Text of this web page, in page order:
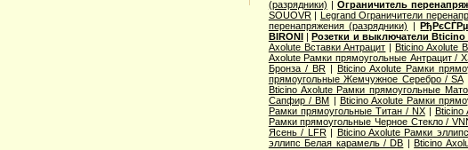
(разрядники) |Ограничитель
SOUOVR| Legrand Ограничители
перенапряжения (разрядники)
|
BIRONI|Розетки и выключатели
Axolute Вставки Антрацит | Bticino Axolute
Axolute Рамки прямоугольные Антрацит /
Бронза / BR|Bticino Axolute Рамки
прямоугольные Жемчужное Серебро / SA
Bticino Axolute Рамки прямоугольные
Сапфир / BM | Bticino Axolute Рамки
Рамки прямоугольные Титан / NX| Bticino
Рамки прямоугольные Черное Стекло /
Ясень / LFR| Bticino Axolute Рамки
эллипс Белая карамель / DB |Bticino